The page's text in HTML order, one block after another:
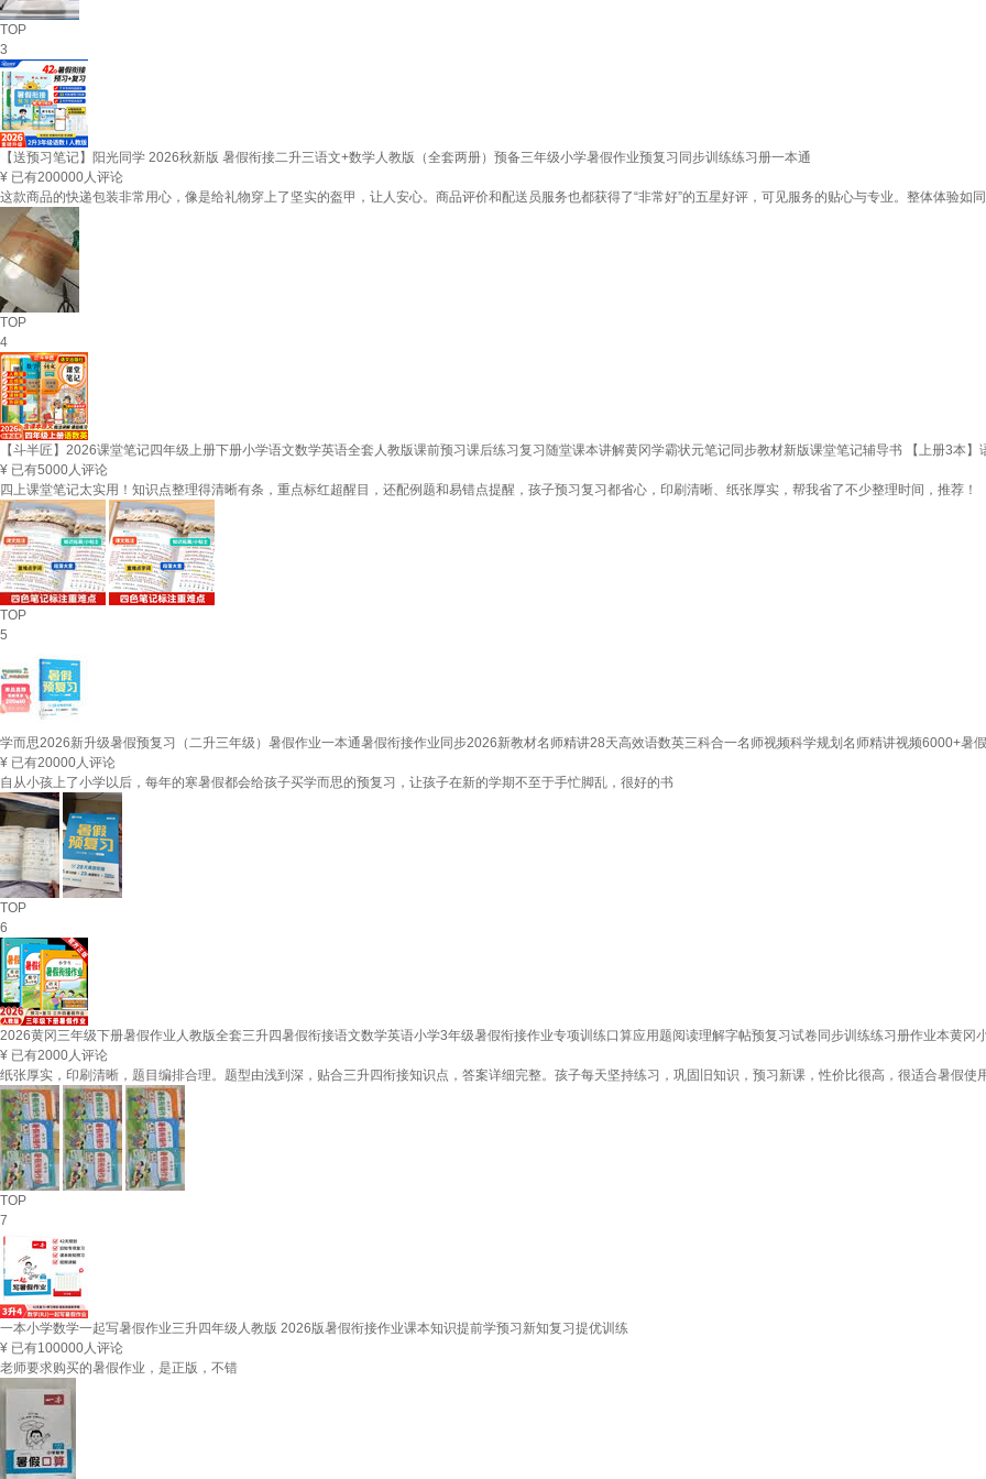
TOP
3
【送预习笔记】阳光同学 2026秋新版 暑假衔接二升三语文+数学人教版（全套两册）预备三年级小学暑假作业预复习同步训练练习册一本通
¥ 已有200000人评论
这款商品的快递包装非常用心，像是给礼物穿上了坚实的盔甲，让人安心。商品评价和配送员服务也都获得了“非常好”的五星好评，可见服务的贴心与专业。整体体验如
TOP
4
【斗半匠】2026课堂笔记四年级上册下册小学语文数学英语全套人教版课前预习课后练习复习随堂课本讲解黄冈学霸状元笔记同步教材新版课堂笔记辅导书 【上册3本
¥ 已有5000人评论
四上课堂笔记太实用！知识点整理得清晰有条，重点标红超醒目，还配例题和易错点提醒，孩子预习复习都省心，印刷清晰、纸张厚实，帮我省了不少整理时间，推荐！
TOP
5
学而思2026新升级暑假预复习（二升三年级）暑假作业一本通暑假衔接作业同步2026新教材名师精讲28天高效语数英三科合一名师视频科学规划名师精讲视频6000+暑
¥ 已有20000人评论
自从小孩上了小学以后，每年的寒暑假都会给孩子买学而思的预复习，让孩子在新的学期不至于手忙脚乱，很好的书
TOP
6
2026黄冈三年级下册暑假作业人教版全套三升四暑假衔接语文数学英语小学3年级暑假衔接作业专项训练口算应用题阅读理解字帖预复习试卷同步训练练习册作业本黄冈
¥ 已有2000人评论
纸张厚实，印刷清晰，题目编排合理。题型由浅到深，贴合三升四衔接知识点，答案详细完整。孩子每天坚持练习，巩固旧知识，预习新课，性价比很高，很适合暑假使
TOP
7
一本小学数学一起写暑假作业三升四年级人教版 2026版暑假衔接作业课本知识提前学预习新知复习提优训练
¥ 已有100000人评论
老师要求购买的暑假作业，是正版，不错